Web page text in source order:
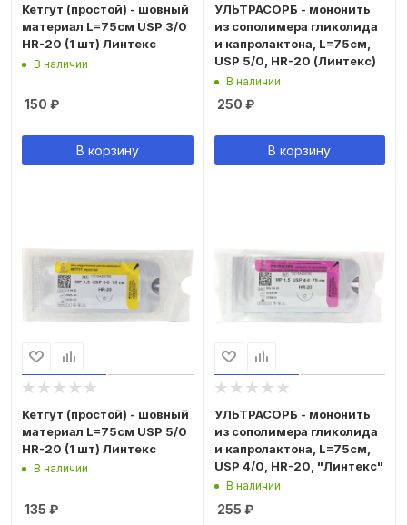
Кетгут (простой) - шовный
материал L=75см USP 3/0
HR-20 (1 шт) Линтекс
В наличии
150 ₽
В корзину
УЛЬТРАСОРБ - мононить
из сополимера гликолида
и капролактона, L=75см,
USP 5/0, HR-20 (Линтекс)
В наличии
250 ₽
В корзину
Кетгут (простой) - шовный
материал L=75см USP 5/0
HR-20 (1 шт) Линтекс
В наличии
135 ₽
УЛЬТРАСОРБ - мононить
из сополимера гликолида
и капролактона, L=75см,
USP 4/0, HR-20, "Линтекс"
В наличии
255 ₽